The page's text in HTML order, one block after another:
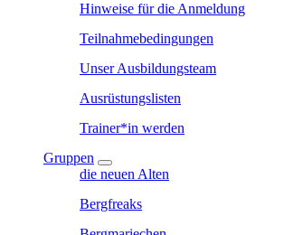
Hinweise für die Anmeldung
Teilnahmebedingungen
Unser Ausbildungsteam
Ausrüstungslisten
Trainer*in werden
Gruppen
die neuen Alten
Bergfreaks